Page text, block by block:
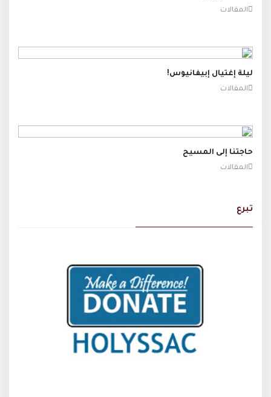
المقالات
ليلة إغتيال إبيفانيوس!
المقالات
حاجتنا إلى المسيح
المقالات
تبرع